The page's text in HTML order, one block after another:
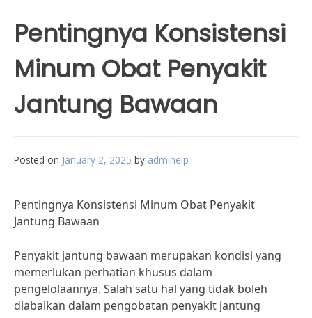
Pentingnya Konsistensi
Minum Obat Penyakit
Jantung Bawaan
Posted on January 2, 2025 by adminelp
Pentingnya Konsistensi Minum Obat Penyakit
Jantung Bawaan
Penyakit jantung bawaan merupakan kondisi yang
memerlukan perhatian khusus dalam
pengelolaannya. Salah satu hal yang tidak boleh
diabaikan dalam pengobatan penyakit jantung